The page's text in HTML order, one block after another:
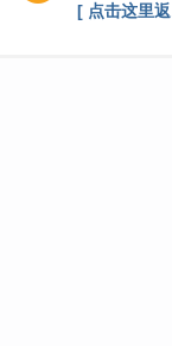
[ 点击这里